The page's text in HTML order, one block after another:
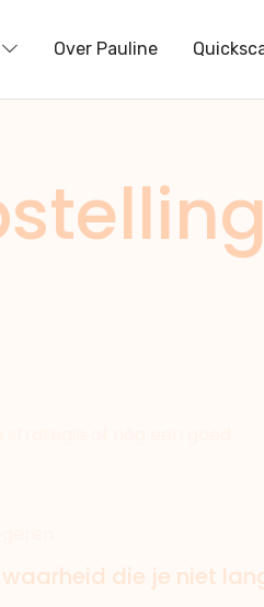
Over Pauline
die je niet